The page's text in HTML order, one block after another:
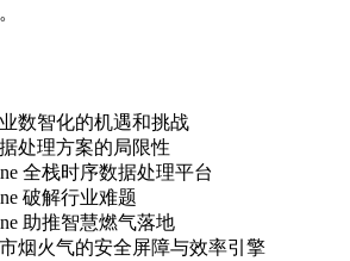
数智化的机遇和挑战
处理方案的局限性
全栈时序数据处理平台
破解行业难题
助推智慧燃气落地
烟火气的安全屏障与效率引擎